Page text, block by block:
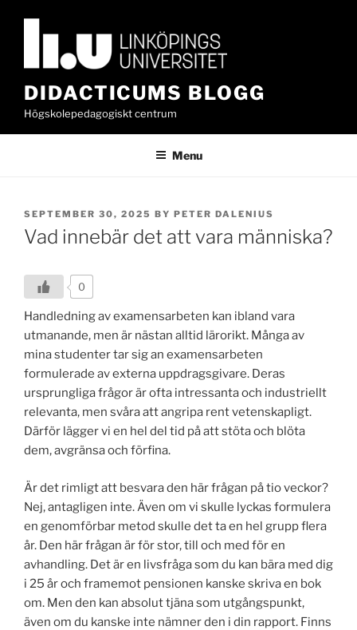
DIDACTICUMS BLOGG
Högskolepedagogiskt centrum
Menu
POSTED
ON
SEPTEMBER 30, 2025 BY PETER DALENIUS
Vad innebär det att vara människa?
0
Handledning av examensarbeten kan ibland vara
utmanande, men är nästan alltid lärorikt. Många av
mina studenter tar sig an examensarbeten
formulerade av externa uppdragsgivare. Deras
ursprungliga frågor är ofta intressanta och industriellt
relevanta, men svåra att angripa rent vetenskapligt.
Därför lägger vi en hel del tid på att stöta och blöta
dem, avgränsa och förfina.
Är det rimligt att besvara den här frågan på tio veckor?
Nej, antagligen inte. Även om vi skulle lyckas formulera
en genomförbar metod skulle det ta en hel grupp flera
år. Den här frågan är för stor, till och med för en
avhandling. Det är en livsfråga som du kan bära med dig
i 25 år och framemot pensionen kanske skriva en bok
om. Men den kan absolut tjäna som utgångspunkt,
även om du kanske inte nämner den i din rapport. Finns